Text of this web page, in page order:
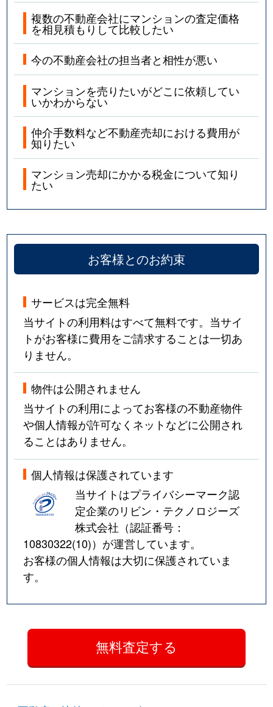
複数の不動産会社にマンションの査定価格
を相見積もりして比較したい
今の不動産会社の担当者と相性が悪い
マンションを売りたいがどこに依頼してい
いかわからない
仲介手数料など不動産売却における費用が
知りたい
マンション売却にかかる税金について知り
たい
お客様とのお約束
サービスは完全無料
当サイトの利用料はすべて無料です。当サイ
トがお客様に費用をご請求することは一切あ
りません。
物件は公開されません
当サイトの利用によってお客様の不動産物件
や個人情報が許可なくネットなどに公開され
ることはありません。
個人情報は保護されています
当サイトはプライバシーマーク認
定企業のリビン・テクノロジーズ
株式会社（認証番号：
10830322(10)）が運営しています。
お客様の個人情報は大切に保護されていま
す。